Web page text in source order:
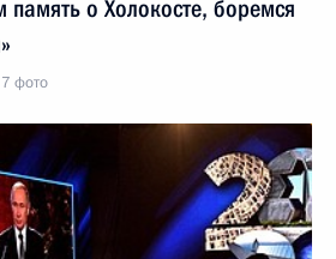
о Холокосте, боремся
7 фото